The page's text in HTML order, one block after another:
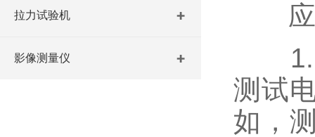
拉力试验机
影像测量仪
应
1.电
测试
如，